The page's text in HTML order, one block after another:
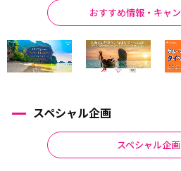
おすすめ情報・キャ
スペシャル企画
スペシャル企